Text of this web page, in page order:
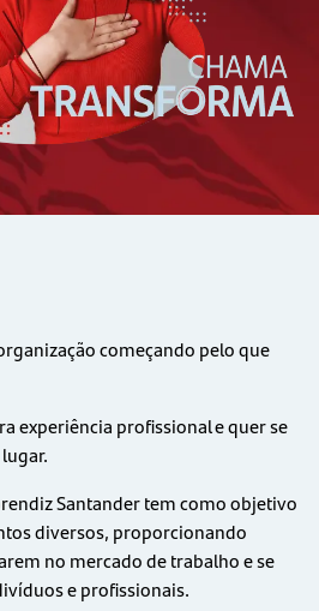
começando pelo que
experiência profissional e quer se
Santander tem como objetivo
diversos, proporcionando
no mercado de trabalho e se
e profissionais.